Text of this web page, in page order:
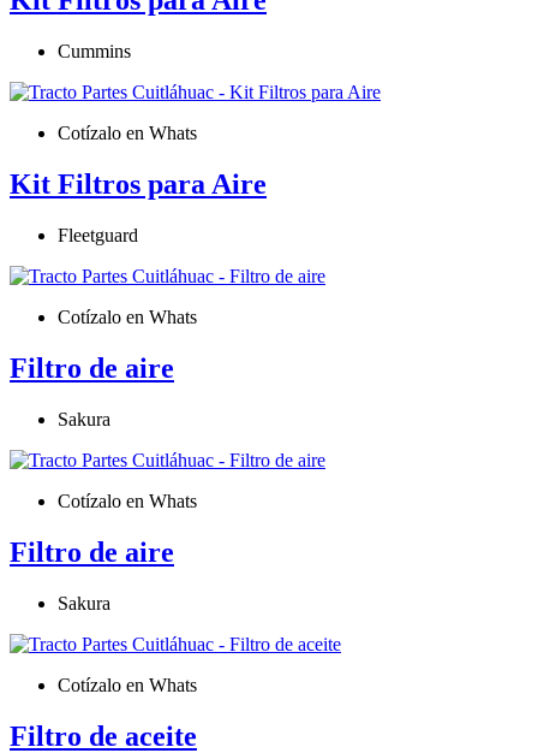
Cummins
Cotízalo en Whats
Kit Filtros para Aire
Fleetguard
Cotízalo en Whats
Filtro de aire
Sakura
Cotízalo en Whats
Filtro de aire
Sakura
Cotízalo en Whats
Filtro de aceite